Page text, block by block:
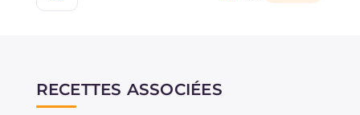
RECETTES ASSOCIÉES